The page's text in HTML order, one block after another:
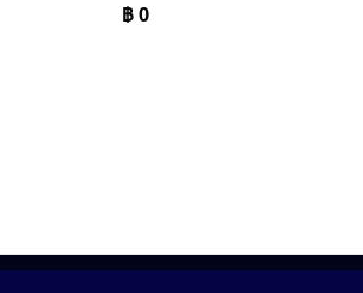
฿0